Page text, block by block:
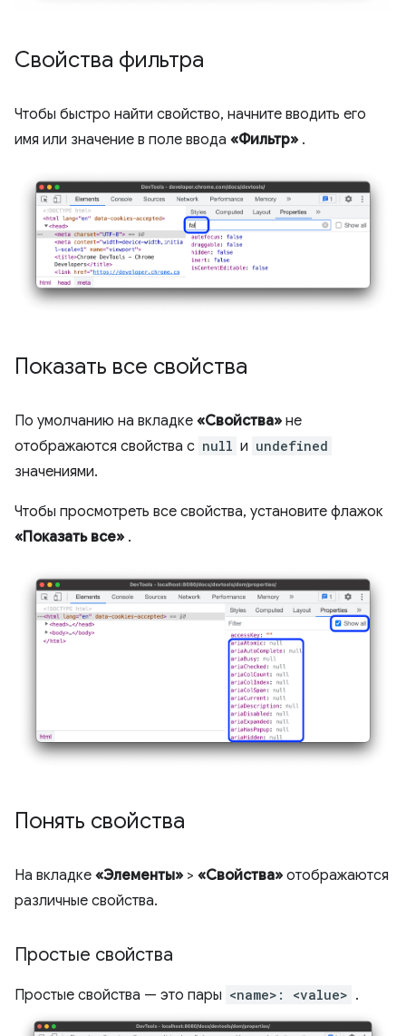
Свойства фильтра
Чтобы быстро найти свойство, начните вводить его
имя или значение в поле ввода «Фильтр» .
Показать все свойства
По умолчанию на вкладке «Свойства» не
отображаются свойства с null и undefined
значениями.
Чтобы просмотреть все свойства, установите флажок
«Показать все» .
Понять свойства
На вкладке «Элементы» > «Свойства» отображаются
различные свойства.
Простые свойства
Простые свойства — это пары <name>: <value> .